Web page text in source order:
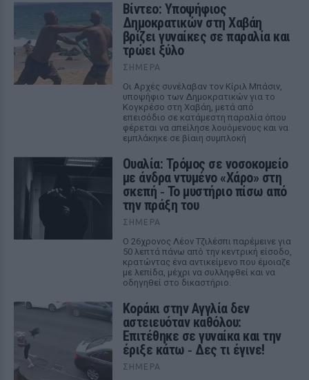
Βίντεο: Υποψήφιος
Δημοκρατικών στη Χαβάη
βρίζει γυναίκες σε παραλία και
τρώει ξύλο
ΣΉΜΕΡΑ
Οι Αρχές συνέλαβαν τον Κίριλ Μπάσιν,
υποψήφιο των Δημοκρατικών για το
Κογκρέσο στη Χαβάη, μετά από
επεισόδιο σε κατάμεστη παραλία όπου
φέρεται να απείλησε λουόμενους και να
εμπλάκηκε σε βίαιη συμπλοκή
Ουαλία: Τρόμος σε νοσοκομείο
με άνδρα ντυμένο «Χάρο» στη
σκεπή ‑ Το μυστήριο πίσω από
την πράξη του
ΣΉΜΕΡΑ
Ο 26χρονος Λέον Τζιλέσπι παρέμεινε για
50 λεπτά πάνω από την κεντρική είσοδο,
κρατώντας ένα αντικείμενο που έμοιαζε
με λεπίδα, μέχρι να συλληφθεί και να
οδηγηθεί στο δικαστήριο.
Kοράκι στην Αγγλία δεν
αστειευόταν καθόλου:
Επιτέθηκε σε γυναίκα και την
έριξε κάτω ‑ Δες τι έγινε!
ΣΉΜΕΡΑ